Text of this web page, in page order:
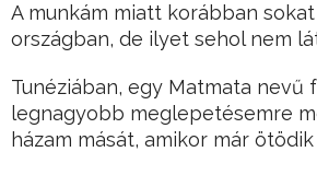
A munkám miatt korábban
országban, de ilyet sehol nem
Tunéziában, egy Matmata nevű
legnagyobb meglepetésemre
házam mását, amikor már